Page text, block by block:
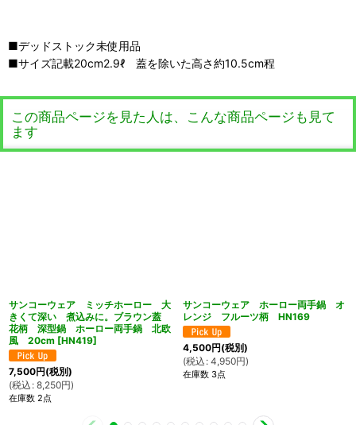
■デッドストック未使用品
■サイズ記載20cm2.9ℓ 蓋を除いた高さ約10.5cm程
この商品ページを見た人は、こんな商品ページも見て
ます
サンコーウェア ミッチホーロー 大
きくて深い 煮込みに。ブラウン蓋
花柄 深型鍋 ホーロー両手鍋 北欧
風 20cm [HN419]
7,500円(税別)
(税込 : 8,250円)
在庫数 2点
サンコーウェア ホーロー両手鍋 オ
レンジ フルーツ柄 HN169
4,500円(税別)
(税込 : 4,950円)
在庫数 3点